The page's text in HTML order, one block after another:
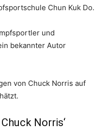
Chun Kuk Do.
und
bekannter Autor
von Chuck Norris auf
Norris‘